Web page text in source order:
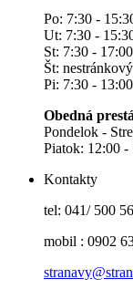
Po: 7:30 -
Ut: 7:30 -
St: 7:30 - 17:00
Št:
Pi: 7:30 - 13:00
Obedná
Pondelok -
Piatok: 12:00 -
Kontakty
tel: 041/ 500
mobil : 0902